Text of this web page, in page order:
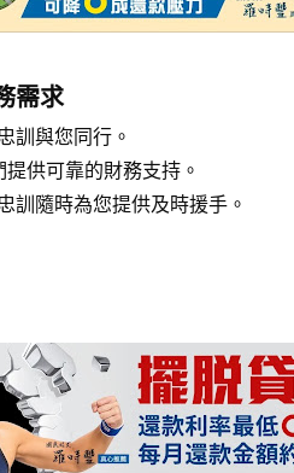
需求
訓與您同行。
供可靠的財務支持。
訓隨時為您提供及時援手。